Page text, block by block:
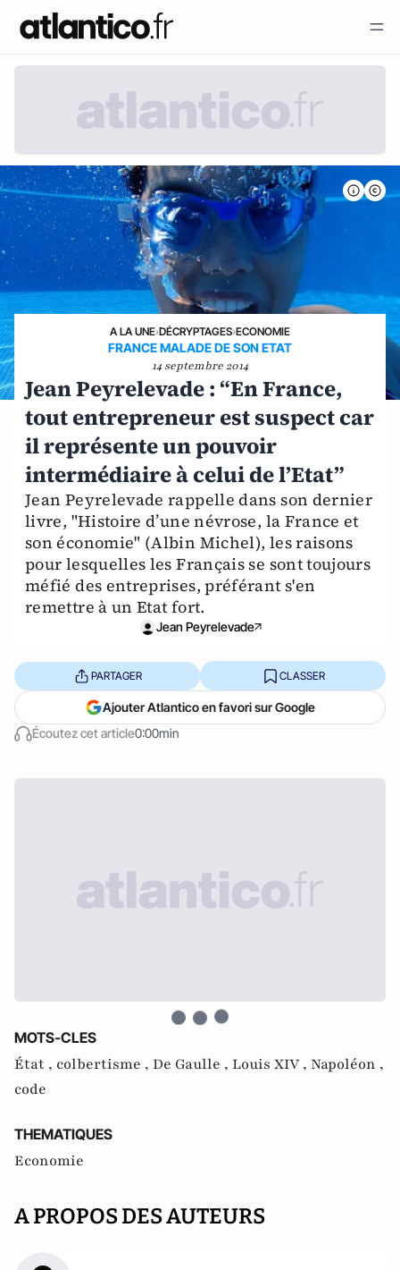
A LA UNE›DÉCRYPTAGES›ECONOMIE
FRANCE MALADE DE SON ETAT
14 septembre 2014
Jean Peyrelevade : “En France,
tout entrepreneur est suspect car
il représente un pouvoir
intermédiaire à celui de l’Etat”
Jean Peyrelevade rappelle dans son dernier
livre, "Histoire d’une névrose, la France et
son économie" (Albin Michel), les raisons
pour lesquelles les Français se sont toujours
méfié des entreprises, préférant s'en
remettre à un Etat fort.
Jean Peyrelevade
Écoutez cet article0:00min
PARTAGER CLASSER
Ajouter Atlantico en favori sur Google
MOTS-CLES
État , colbertisme , De Gaulle , Louis XIV , Napoléon ,
code
THEMATIQUES
Economie
A PROPOS DES AUTEURS